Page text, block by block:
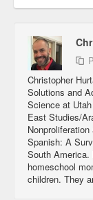
Christopher
Solutions and
Science at
East Studies/
Spanish: A
South America.
homeschool
children. They